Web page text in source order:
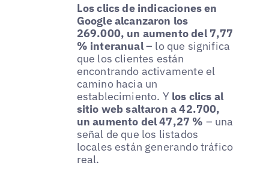
Los clics de indicaciones en
Google alcanzaron los
269.000, un aumento del 7,77
% interanual– lo que significa
que los clientes están
encontrando activamente el
camino hacia un
establecimiento. Y los clics al
sitio web saltaron a 42.700,
un aumento del 47,27 % – una
señal de que los listados
locales están generando tráfico
real.